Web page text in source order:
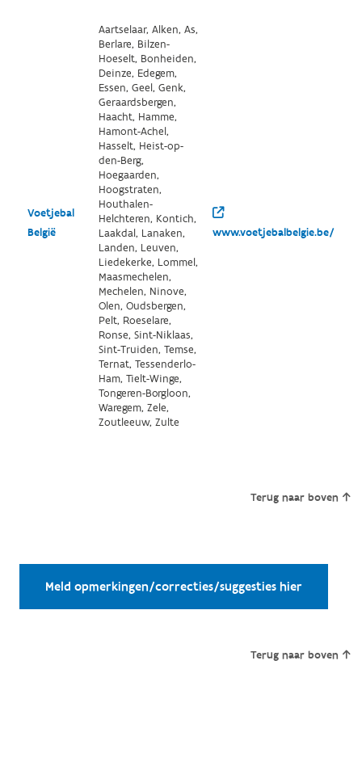
Voetjebal
België
Aartselaar, Alken, As,
Berlare, Bilzen-
Hoeselt, Bonheiden,
Deinze, Edegem,
Essen, Geel, Genk,
Geraardsbergen,
Haacht, Hamme,
Hamont-Achel,
Hasselt, Heist-op-
den-Berg,
Hoegaarden,
Hoogstraten,
Houthalen-
Helchteren, Kontich,
Laakdal, Lanaken,
Landen, Leuven,
Liedekerke, Lommel,
Maasmechelen,
Mechelen, Ninove,
Olen, Oudsbergen,
Pelt, Roeselare,
Ronse, Sint-Niklaas,
Sint-Truiden, Temse,
Ternat, Tessenderlo-
Ham, Tielt-Winge,
Tongeren-Borgloon,
Waregem, Zele,
Zoutleeuw, Zulte
www.voetjebalbelgie.be/
Terug naar boven
Meld opmerkingen/correcties/suggesties hier
Terug naar boven